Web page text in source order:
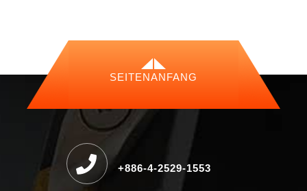
SEITENANFANG
+886-4-2529-1553